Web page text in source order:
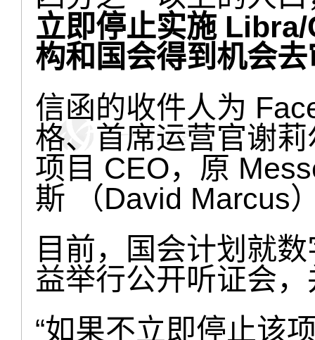
立即停止实施
构和国会得到机会
信函的收件人为
格、首席运营官谢
项目 CEO，原
斯 （David Marcus
目前，国会计划就
益举行公开听证会
“如果不立即停止该